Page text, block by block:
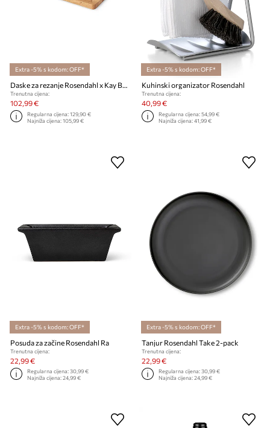
Extra -5% s kodom: OFF*
Daske za rezanje Rosendahl x Kay Bojesen Menageri
Trenutna cijena:
102,99 €
Regularna cijena:129,90 €
Najniža cijena:105,99 €
Extra -5% s kodom: OFF*
Kuhinski organizator Rosendahl
Trenutna cijena:
40,99 €
Regularna cijena:54,99 €
Najniža cijena:41,99 €
Extra -5% s kodom: OFF*
Posuda za začine Rosendahl Ra
Trenutna cijena:
22,99 €
Regularna cijena:30,99 €
Najniža cijena:24,99 €
Extra -5% s kodom: OFF*
Tanjur Rosendahl Take 2-pack
Trenutna cijena:
22,99 €
Regularna cijena:30,99 €
Najniža cijena:24,99 €